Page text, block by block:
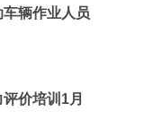
辆作业人员
价培训1月